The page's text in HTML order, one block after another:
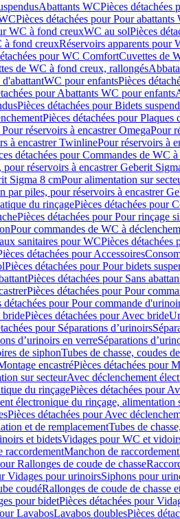
Abattants WCPièces détachées
Pièces détachées pour Pour abattants
WC à fond creuxWC au solPièces
à fond creuxRéservoirs apparents pour
pour WC ComfortCuvettes de
de WC à fond creux, rallongés
d'abattantWC pour enfantsPièces
pour Abattants WC pour enfants
Pièces détachées pour Bidets
Pièces détachées pour Plaques
réservoirs à encastrer OmegaPour
à encastrer TwinlinePour réservoirs à
détachées pour Commandes de WC
réservoirs à encastrer Geberit
Sigma 8 cmPour alimentation sur
par piles, pour réservoirs à encastrer
du rinçagePièces détachées pour
Pièces détachées pour Pour rinçage
Pour commandes de WC à
sanitaires pour WCPièces détachées
détachées pour Accessoires
Pièces détachées pour Pour bidets
Pièces détachées pour Sans
Pièces détachées pour Pour
détachées pour Pour commande
bridePièces détachées pour Avec bride
pour Séparations d’urinoirs
d’urinoirs en verreSéparations
de siphonTubes de chasse, coudes
encastréPièces détachées pour
sur secteurAvec déclenchement
du rinçagePièces détachées pour
électronique du rinçage, alimentation
Pièces détachées pour Avec
et de remplacementTubes de
et bidetsVidages pour WC et
raccordementManchon de raccordement
Rallonges de coude de chasse
Vidages pour urinoirsSiphons pour
coudéRallonges de coude de chasse
pour bidetPièces détachées pour
LavabosLavabos doublesPièces